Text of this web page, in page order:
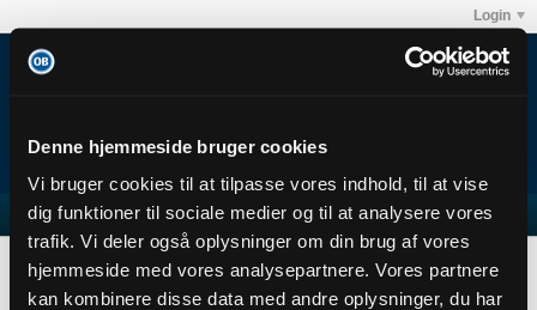
Denne hjemmeside bruger cookies
Vi bruger cookies til at tilpasse vores indhold, til at vise
dig funktioner til sociale medier og til at analysere vores
trafik. Vi deler også oplysninger om din brug af vores
hjemmeside med vores analysepartnere. Vores partnere
kan kombinere disse data med andre oplysninger, du har
Login
Abonnementer
Subscription